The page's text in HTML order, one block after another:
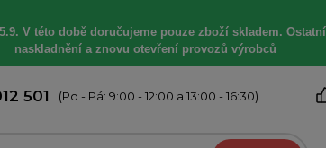
V této době doručujeme pouze zboží skladem. Ostatní
naskladnění a znovu otevření provozů výrobců
501 (Po - Pá: 9:00 - 12:00 a 13:00 - 16:30)